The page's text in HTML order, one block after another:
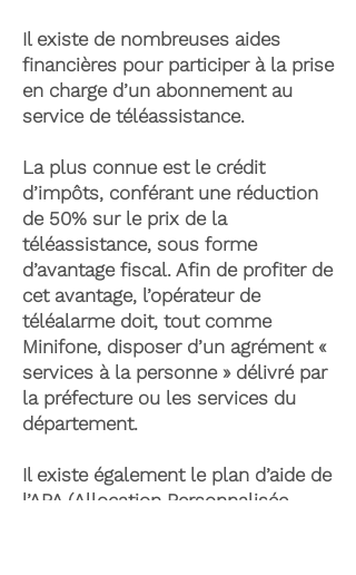
Il existe de nombreuses aides
financières pour participer à la prise
en charge d’un abonnement au
service de téléassistance.
La plus connue est le crédit
d’impôts, conférant une réduction
de 50% sur le prix de la
téléassistance, sous forme
d’avantage fiscal. Afin de profiter de
cet avantage, l’opérateur de
téléalarme doit, tout comme
Minifone, disposer d’un agrément «
services à la personne » délivré par
la préfecture ou les services du
département.
Il existe également le plan d’aide de
l’APA (Allocation Personnalisée